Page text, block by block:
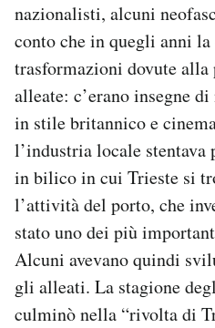
nazionalisti, alcuni
conto che in quegli anni
trasformazioni dovute alla
alleate: c’erano insegne
in stile britannico e
l’industria locale
in bilico in cui Trieste si
l’attività del porto, che
stato uno dei più
Alcuni avevano quindi
gli alleati. La stagione
culminò nella “rivolta di